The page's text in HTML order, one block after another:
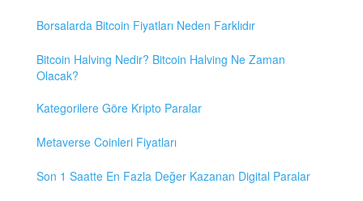
Borsalarda Bitcoin Fiyatları Neden Farklıdır
Bitcoin Halving Nedir? Bitcoin Halving Ne Zaman
Olacak?
Kategorilere Göre Kripto Paralar
Metaverse Coinleri Fiyatları
Son 1 Saatte En Fazla Değer Kazanan Digital Paralar